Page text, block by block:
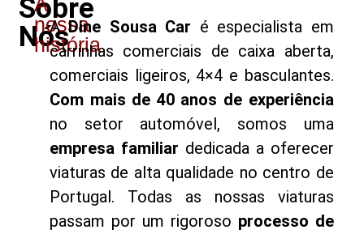
Sobre
Nós
nossa
história
ADine Sousa Car é especialista em
carrinhas comerciais de caixa aberta,
comerciais ligeiros, 4×4 e basculantes.
Com mais de 40 anos de experiência
no setor automóvel, somos uma
empresa familiar dedicada a oferecer
viaturas de alta qualidade no centro de
Portugal. Todas as nossas viaturas
passam por um rigoroso processo de